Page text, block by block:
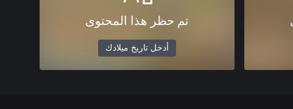
تم حظر هذا المحتوى
أدخل تاريخ ميلادك